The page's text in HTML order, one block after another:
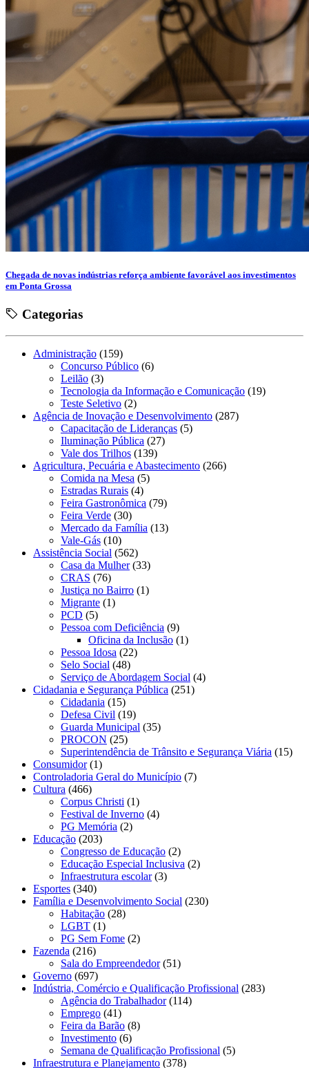
Chegada de novas indústrias reforça ambiente favorável aos investimentos
em Ponta Grossa
Categorias
Administração (159)
Concurso Público (6)
Leilão (3)
Tecnologia da Informação e Comunicação (19)
Teste Seletivo (2)
Agência de Inovação e Desenvolvimento (287)
Capacitação de Lideranças (5)
Iluminação Pública (27)
Vale dos Trilhos (139)
Agricultura, Pecuária e Abastecimento (266)
Comida na Mesa (5)
Estradas Rurais (4)
Feira Gastronômica (79)
Feira Verde (30)
Mercado da Família (13)
Vale-Gás (10)
Assistência Social (562)
Casa da Mulher(33)
CRAS (76)
Justiça no Bairro (1)
Migrante (1)
PCD (5)
Pessoa com Deficiência (9)
Oficina da Inclusão (1)
Pessoa Idosa (22)
Selo Social (48)
Serviço de Abordagem Social (4)
Cidadania e Segurança Pública (251)
Cidadania (15)
Defesa Civil (19)
Guarda Municipal (35)
PROCON (25)
Superintendência de Trânsito e Segurança Viária (15)
Consumidor(1)
Controladoria Geral do Município (7)
Cultura (466)
Corpus Christi (1)
Festival de Inverno (4)
PG Memória (2)
Educação (203)
Congresso de Educação (2)
Educação Especial Inclusiva (2)
Infraestrutura escolar(3)
Esportes (340)
Família e Desenvolvimento Social (230)
Habitação (28)
LGBT (1)
PG Sem Fome (2)
Fazenda (216)
Sala do Empreendedor(51)
Governo (697)
Indústria, Comércio e Qualificação Profissional (283)
Agência do Trabalhador(114)
Emprego (41)
Feira da Barão (8)
Investimento (6)
Semana de Qualificação Profissional (5)
Infraestrutura e Planejamento (378)